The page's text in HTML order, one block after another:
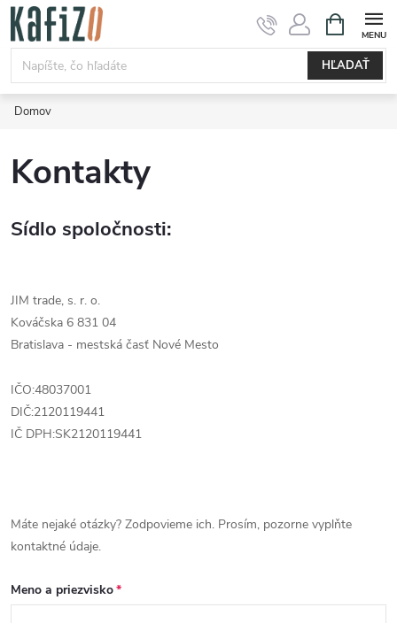
Prejsť
obsah
HĽADAŤ
KOŠÍK
Domov
Kontakty
Sídlo spoločnosti:
JIM trade, s. r. o.
Kováčska 6 831 04
Bratislava - mestská časť Nové Mesto
IČO:48037001
DIČ:2120119441
IČ DPH:SK2120119441
Máte nejaké otázky? Zodpovieme ich. Prosím, pozorne vyplňte
kontaktné údaje.
Meno a priezvisko